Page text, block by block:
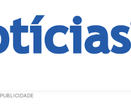
PUBLICIDADE